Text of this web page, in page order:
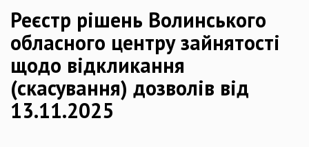
Реєстр рішень Волинського
обласного центру зайнятості
щодо відкликання
(скасування) дозволів від
13.11.2025